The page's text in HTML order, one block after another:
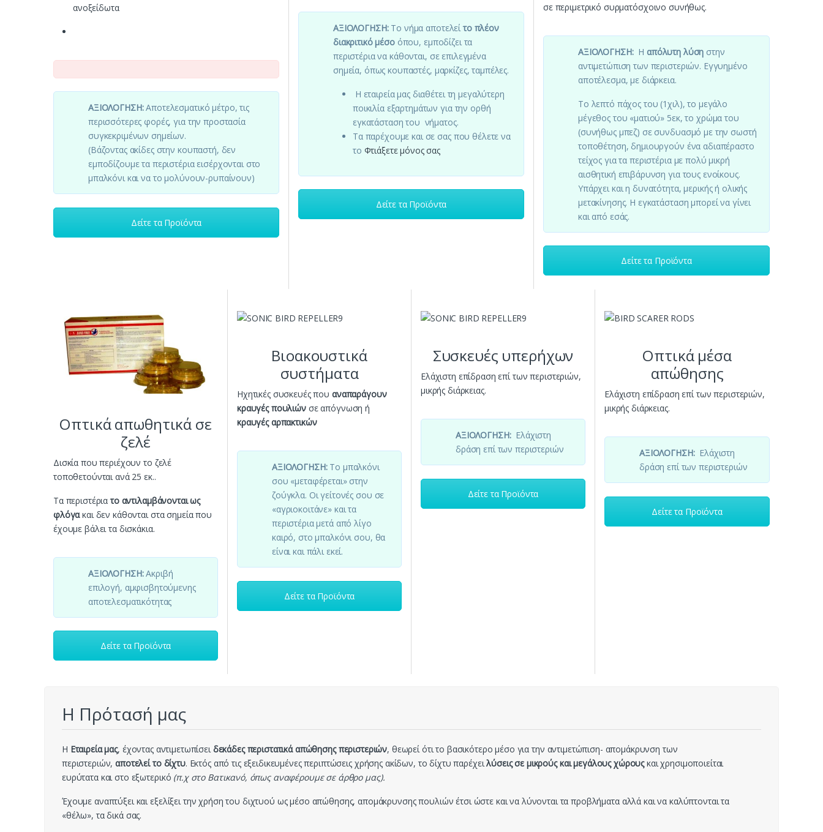
ανοξείδωτα
ΑΞΙΟΛΟΓΗΣΗ:Αποτελεσματικό μέτρο, τις
περισσότερες φορές, για την προστασία
συγκεκριμένων σημείων.
(Βάζοντας ακίδες στην κουπαστή, δεν
εμποδίζουμε τα περιστέρια εισέρχονται στο
μπαλκόνι και να το μολύνουν-ρυπαίνουν)
Δείτε τα Προϊόντα
ΑΞΙΟΛΟΓΗΣΗ: Το νήμα αποτελείτο πλέον
διακριτικό μέσοόπου, εμποδίζει τα
περιστέρια να κάθονται, σε επιλεγμένα
σημεία, όπως κουπαστές, μαρκίζες, ταμπέλες.
Η εταιρεία μας διαθέτει τη μεγαλύτερη
ποικιλία εξαρτημάτων για την ορθή
εγκατάσταση του νήματος.
Τα παρέχουμε και σε σας που θέλετε να
το Φτιάξετε μόνος σας
Δείτε τα Προϊόντα
σε περιμετρικό συρματόσχοινο συνήθως.
ΑΞΙΟΛΟΓΗΣΗ: Η απόλυτη λύση στην
αντιμετώπιση των περιστεριών. Εγγυημένο
αποτέλεσμα, με διάρκεια.
Το λεπτό πάχος του (1χιλ), το μεγάλο
μέγεθος του «ματιού» 5εκ, το χρώμα του
(συνήθως μπεζ) σε συνδυασμό με την σωστή
τοποθέτηση, δημιουργούν ένα αδιαπέραστο
τείχος για τα περιστέρια με πολύ μικρή
αισθητική επιβάρυνση για τους ενοίκους.
Υπάρχει και η δυνατότητα, μερικής ή ολικής
μετακίνησης. Η εγκατάσταση μπορεί να γίνει
και από εσάς.
Δείτε τα Προϊόντα
Οπτικά απωθητικά σε
ζελέ
Δισκία που περιέχουν το ζελέ
τοποθετούνται ανά 25 εκ..
Τα περιστέριατο αντιλαμβάνονται ως
φλόγακαι δεν κάθονται στα σημεία που
έχουμε βάλει τα δισκάκια.
ΑΞΙΟΛΟΓΗΣΗ:Ακριβή
επιλογή, αμφισβητούμενης
αποτελεσματικότητας
Δείτε τα Προϊόντα
Βιοακουστικά
συστήματα
Ηχητικές συσκευές που αναπαράγουν
κραυγές πουλιώνσε απόγνωση ή
κραυγές αρπακτικών
ΑΞΙΟΛΟΓΗΣΗ: Το μπαλκόνι
σου «μεταφέρεται» στην
ζούγκλα. Οι γείτονές σου σε
«αγριοκοιτάνε» και τα
περιστέρια μετά από λίγο
καιρό, στο μπαλκόνι σου, θα
είναι και πάλι εκεί.
Δείτε τα Προϊόντα
Συσκευές υπερήχων
Ελάχιστη επίδραση επί των περιστεριών,
μικρής διάρκειας.
ΑΞΙΟΛΟΓΗΣΗ: Ελάχιστη
δράση επί των περιστεριών
Δείτε τα Προϊόντα
Οπτικά μέσα
απώθησης
Ελάχιστη επίδραση επί των περιστεριών,
μικρής διάρκειας.
ΑΞΙΟΛΟΓΗΣΗ: Ελάχιστη
δράση επί των περιστεριών
Δείτε τα Προϊόντα
Η Πρότασή μας
Η Εταιρεία μας, έχοντας αντιμετωπίσειδεκάδες περιστατικά απώθησης περιστεριών, θεωρεί ότι το βασικότερο μέσο για την αντιμετώπιση- απομάκρυνση των
περιστεριών,αποτελεί το δίχτυ. Εκτός από τις εξειδικευμένες περιπτώσεις χρήσης ακίδων, το δίχτυ παρέχειλύσεις σε μικρούς και μεγάλους χώρουςκαι χρησιμοποιείται
ευρύτατα και στο εξωτερικό (π.χ στο Βατικανό, όπως αναφέρουμε σε άρθρο μας).
Έχουμε αναπτύξει και εξελίξει την χρήση του διχτυού ως μέσο απώθησης, απομάκρυνσης πουλιών έτσι ώστε και να λύνονται τα προβλήματα αλλά και να καλύπτονται τα
«θέλω», τα δικά σας.